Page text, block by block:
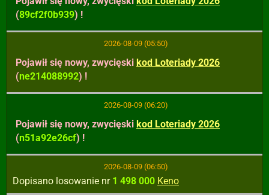
(89cf2f0b939) !
2026-08-09 (05:50)
Pojawił się nowy, zwycięski kod Loteriady 2026
(ne214088992) !
2026-08-09 (06:20)
Pojawił się nowy, zwycięski kod Loteriady 2026
(n51a92e26cf) !
2026-08-09 (06:50)
Dopisano losowanie nr 1 498 000 Keno